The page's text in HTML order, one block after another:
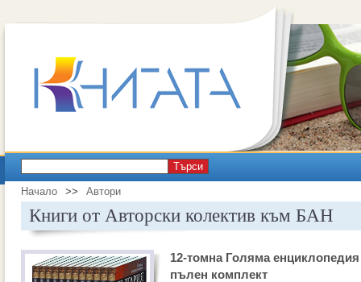
Търси
Начало >> Автори
Книги от Авторски колектив към БАН
12-томна Голяма
пълен комплект